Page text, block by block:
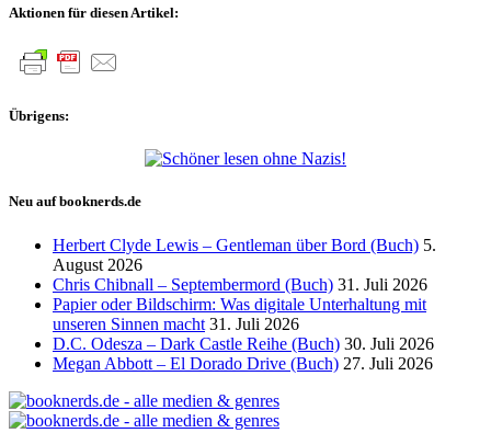
Aktionen für diesen Artikel:
Übrigens:
Neu auf booknerds.de
Herbert Clyde Lewis – Gentleman über Bord (Buch) 5.
August 2026
Chris Chibnall – Septembermord (Buch) 31. Juli 2026
Papier oder Bildschirm: Was digitale Unterhaltung mit
unseren Sinnen macht 31. Juli 2026
D.C. Odesza – Dark Castle Reihe (Buch) 30. Juli 2026
Megan Abbott – El Dorado Drive (Buch) 27. Juli 2026